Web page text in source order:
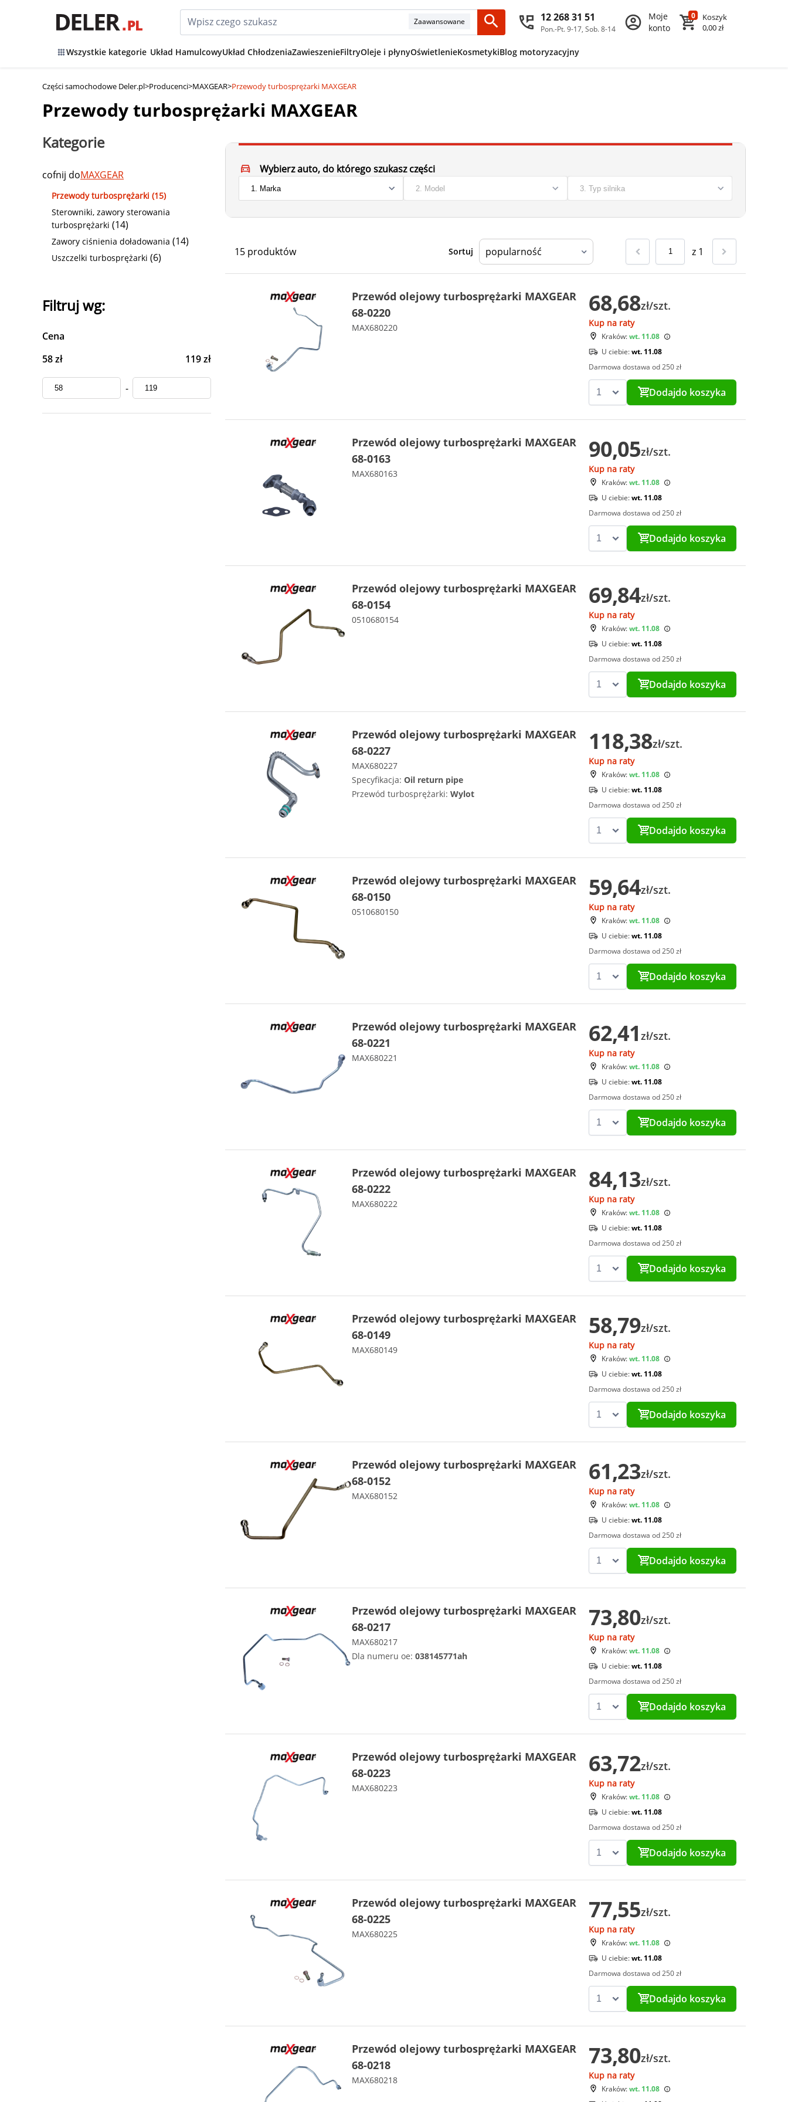
Zaawansowane 12 268 31 51
Pon.-Pt. 9-17, Sob. 8-14
Moje
konto
0
Koszyk
0,00 zł
Wszystkie kategorie Układ HamulcowyUkład ChłodzeniaZawieszenieFiltryOleje i płynyOświetlenieKosmetykiBlog motoryzacyjny
Części samochodowe Deler.pl>Producenci>MAXGEAR>Przewody turbosprężarki MAXGEAR
Przewody turbosprężarki MAXGEAR
Kategorie
cofnij doMAXGEAR
Przewody turbosprężarki (15)
Sterowniki, zawory sterowania
turbosprężarki (14)
Zawory ciśnienia doładowania (14)
Uszczelki turbosprężarki (6)
Filtruj wg:
Cena
58 zł
119 zł
-
Wybierz auto, do którego szukasz części
15 produktów Sortuj z 1
Przewód olejowy turbosprężarki MAXGEAR
68-0220
MAX680220
68,68zł/szt.
Kup na raty
Kraków:wt. 11.08
U ciebie:wt. 11.08
Darmowa dostawa od 250 zł
Dodajdo koszyka
Przewód olejowy turbosprężarki MAXGEAR
68-0163
MAX680163
90,05zł/szt.
Kup na raty
Kraków:wt. 11.08
U ciebie:wt. 11.08
Darmowa dostawa od 250 zł
Dodajdo koszyka
Przewód olejowy turbosprężarki MAXGEAR
68-0154
0510680154
69,84zł/szt.
Kup na raty
Kraków:wt. 11.08
U ciebie:wt. 11.08
Darmowa dostawa od 250 zł
Dodajdo koszyka
Przewód olejowy turbosprężarki MAXGEAR
68-0227
MAX680227
Specyfikacja: Oil return pipe
Przewód turbosprężarki: Wylot
118,38zł/szt.
Kup na raty
Kraków:wt. 11.08
U ciebie:wt. 11.08
Darmowa dostawa od 250 zł
Dodajdo koszyka
Przewód olejowy turbosprężarki MAXGEAR
68-0150
0510680150
59,64zł/szt.
Kup na raty
Kraków:wt. 11.08
U ciebie:wt. 11.08
Darmowa dostawa od 250 zł
Dodajdo koszyka
Przewód olejowy turbosprężarki MAXGEAR
68-0221
MAX680221
62,41 zł/szt.
Kup na raty
Kraków:wt. 11.08
U ciebie:wt. 11.08
Darmowa dostawa od 250 zł
Dodajdo koszyka
Przewód olejowy turbosprężarki MAXGEAR
68-0222
MAX680222
84,13zł/szt.
Kup na raty
Kraków:wt. 11.08
U ciebie:wt. 11.08
Darmowa dostawa od 250 zł
Dodajdo koszyka
Przewód olejowy turbosprężarki MAXGEAR
68-0149
MAX680149
58,79zł/szt.
Kup na raty
Kraków:wt. 11.08
U ciebie:wt. 11.08
Darmowa dostawa od 250 zł
Dodajdo koszyka
Przewód olejowy turbosprężarki MAXGEAR
68-0152
MAX680152
61,23zł/szt.
Kup na raty
Kraków:wt. 11.08
U ciebie:wt. 11.08
Darmowa dostawa od 250 zł
Dodajdo koszyka
Przewód olejowy turbosprężarki MAXGEAR
68-0217
MAX680217
Dla numeru oe: 038145771ah
73,80zł/szt.
Kup na raty
Kraków:wt. 11.08
U ciebie:wt. 11.08
Darmowa dostawa od 250 zł
Dodajdo koszyka
Przewód olejowy turbosprężarki MAXGEAR
68-0223
MAX680223
63,72zł/szt.
Kup na raty
Kraków:wt. 11.08
U ciebie:wt. 11.08
Darmowa dostawa od 250 zł
Dodajdo koszyka
Przewód olejowy turbosprężarki MAXGEAR
68-0225
MAX680225
77,55zł/szt.
Kup na raty
Kraków:wt. 11.08
U ciebie:wt. 11.08
Darmowa dostawa od 250 zł
Dodajdo koszyka
Przewód olejowy turbosprężarki MAXGEAR
68-0218
MAX680218
73,80zł/szt.
Kup na raty
Kraków:wt. 11.08